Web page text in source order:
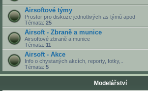
Airsoftové týmy
Prostor pro diskuze jednotlivých as týmů apod
Témata: 25
Airsoft - Zbraně a munice
Airsoftové zbraně a munice
Témata: 11
Airsoft - Akce
Info o chystaných akcích, reporty, fotky,..
Témata: 5
Modelářství